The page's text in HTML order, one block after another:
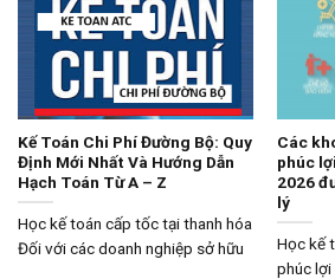
Kế Toán Chi Phí Đường Bộ: Quy
Định Mới Nhất Và Hướng Dẫn
Hạch Toán Từ A – Z
Học kế toán cấp tốc tại thanh hóa
Đối với các doanh nghiệp sở hữu
Các
phúc
2026
lý
Học kế
phúc lợi